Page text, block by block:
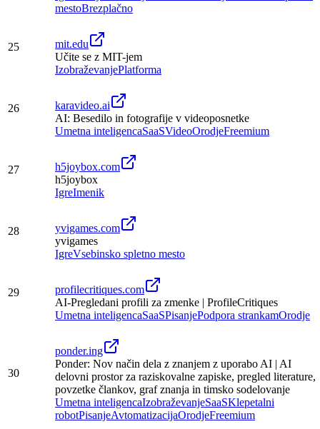
mestoBrezplačno
25
mit.edu
Učite se z MIT-jem
IzobraževanjePlatforma
26
karavideo.ai
AI: Besedilo in fotografije v videoposnetke
Umetna inteligencaSaaSVideoOrodjeFreemium
27
h5joybox.com
h5joybox
IgreImenik
28
yvigames.com
yvigames
IgreVsebinsko spletno mesto
29
profilecritiques.com
AI-Pregledani profili za zmenke | ProfileCritiques
Umetna inteligencaSaaSPisanjePodpora strankamOrodje
30
ponder.ing
Ponder: Nov način dela z znanjem z uporabo AI | AI
delovni prostor za raziskovalne zapiske, pregled literature,
povzetke člankov, graf znanja in timsko sodelovanje
Umetna inteligencaIzobraževanjeSaaSKlepetalni
robotPisanjeAvtomatizacijaOrodjeFreemium